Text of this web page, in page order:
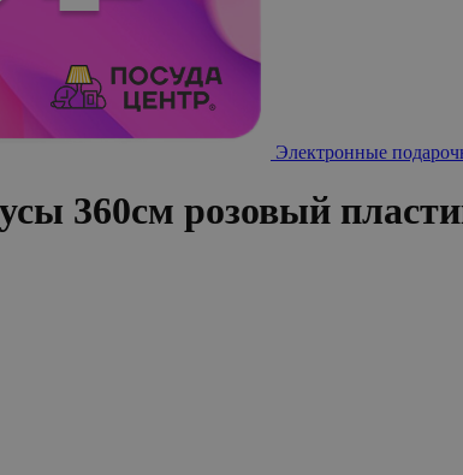
Электронные
360см розовый